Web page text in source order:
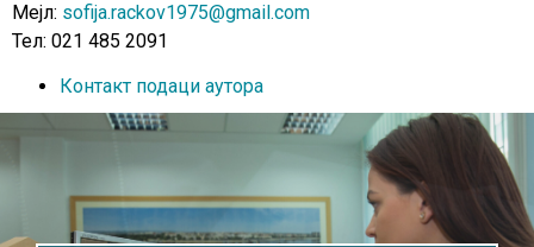
Мејл: sofija.rackov1975@gmail.com
Тел: 021 485 2091
Контакт подаци аутора